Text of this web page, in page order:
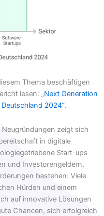
Thema beschäftigen
lesen: „Next Generation
2024“.
zeigt sich
in digitale
Start-ups
und Investorengeldern.
bestehen: Viele
Hürden und einem
auf innovative Lösungen
Chancen, sich erfolgreich